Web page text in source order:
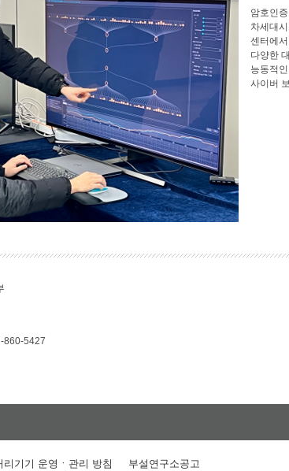
암호인
차세대
센터에
다양한
능동적
사이버
860-5427
리기기 운영ㆍ관리 방침 부설연구소공고